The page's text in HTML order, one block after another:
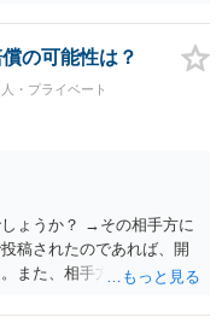
の可能性は？
・プライベート
ょうか？ →その相手方に
稿されたのであれば、開
また、相手方の投稿した
投稿に使った回線の契約